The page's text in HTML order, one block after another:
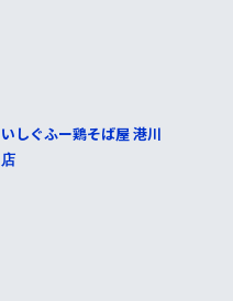
いしぐふー鶏そば屋 港川
店